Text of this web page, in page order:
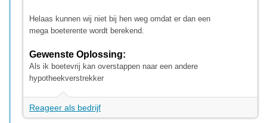
Helaas kunnen wij niet bij hen weg omdat er dan een
mega boeterente wordt berekend.
Gewenste Oplossing:
Als ik boetevrij kan overstappen naar een andere
hypotheekverstrekker
Reageer als bedrijf